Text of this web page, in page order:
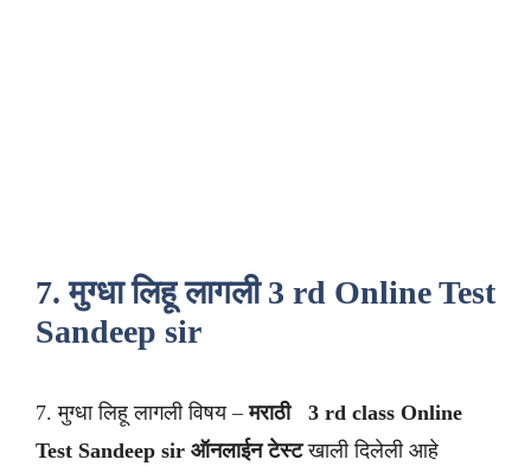
7. मुग्धा लिहू लागली 3 rd Online Test
Sandeep sir
7. मुग्धा लिहू लागली विषय –मराठी 3 rd class Online
Test Sandeep sir ऑनलाईन टेस्टखाली दिलेली आहे